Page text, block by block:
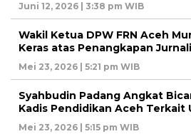
Juni 12, 2026 | 3:38 pm WIB
Wakil Ketua DPW FRN Aceh
Keras atas Penangkapan
Mei 23, 2026 | 5:21 pm WIB
Syahbudin Padang Angkat
Kadis Pendidikan Aceh Terkait
Mei 23, 2026 | 5:15 pm WIB